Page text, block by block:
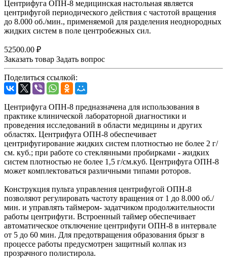
Центрифуга ОПН-8 медицинская настольная является
центрифугой периодического действия с частотой вращения
до 8.000 об./мин., применяемой для разделения неоднородных
жидких систем в поле центробежных сил.
52500.00 ₽
Заказать товар Задать вопрос
Поделиться ссылкой:
Центрифуга ОПН-8 предназначена для использования в
практике клинической лабораторной диагностики и
проведения исследований в области медицины и других
областях. Центрифуга ОПН-8 обеспечивает
центрифугирование жидких систем плотностью не более 2 г/
см. куб.; при работе со стеклянными пробирками - жидких
систем плотностью не более 1,5 г/см.куб. Центрифуга ОПН-8
может комплектоваться различными типами роторов.
Конструкция пульта управления центрифугой ОПН-8
позволяют регулировать частоту вращения от 1 до 8.000 об./
мин. и управлять таймером- задатчиком продолжительности
работы центрифуги. Встроенный таймер обеспечивает
автоматическое отключение центрифуги ОПН-8 в интервале
от 5 до 60 мин. Для предотвращения образования брызг в
процессе работы предусмотрен защитный колпак из
прозрачного полистирола.